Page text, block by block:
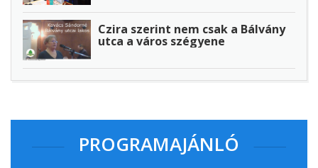
Czira szerint nem csak a Bálvány
utca a város szégyene
PROGRAMAJÁNLÓ